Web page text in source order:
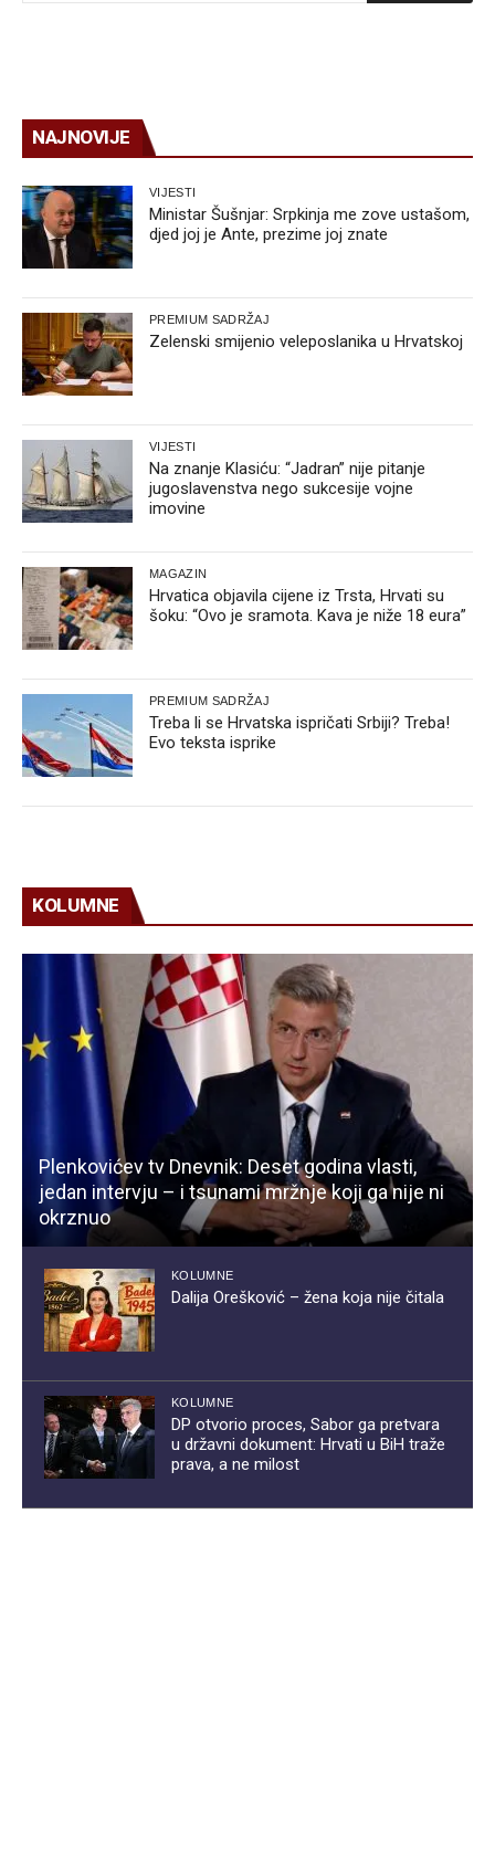
NAJNOVIJE
VIJESTI
Ministar Šušnjar: Srpkinja me zove ustašom,
djed joj je Ante, prezime joj znate
PREMIUM SADRŽAJ
Zelenski smijenio veleposlanika u Hrvatskoj
VIJESTI
Na znanje Klasiću: “Jadran” nije pitanje
jugoslavenstva nego sukcesije vojne
imovine
MAGAZIN
Hrvatica objavila cijene iz Trsta, Hrvati su
šoku: “Ovo je sramota. Kava je niže 18 eura”
PREMIUM SADRŽAJ
Treba li se Hrvatska ispričati Srbiji? Treba!
Evo teksta isprike
KOLUMNE
Plenkovićev tv Dnevnik: Deset godina vlasti,
jedan intervju – i tsunami mržnje koji ga nije ni
okrznuo
KOLUMNE
Dalija Orešković – žena koja nije čitala
KOLUMNE
DP otvorio proces, Sabor ga pretvara
u državni dokument: Hrvati u BiH traže
prava, a ne milost